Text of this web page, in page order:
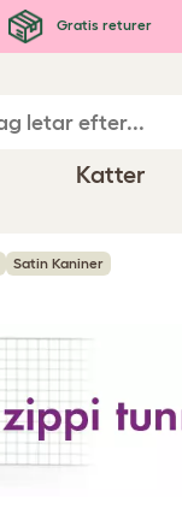
Gratis returer
Katter
Satin Kaniner